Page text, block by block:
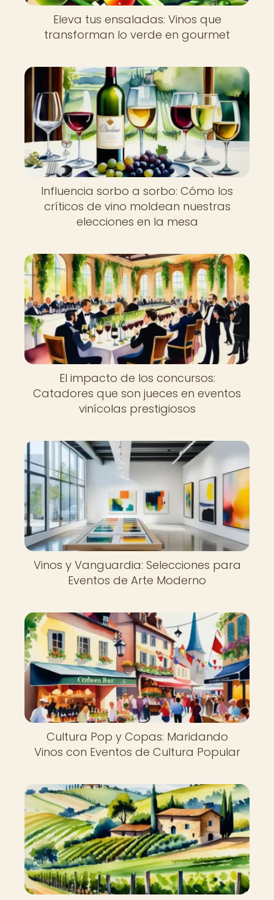
Eleva tus ensaladas: Vinos que
transforman lo verde en gourmet
Influencia sorbo a sorbo: Cómo los
críticos de vino moldean nuestras
elecciones en la mesa
El impacto de los concursos:
Catadores que son jueces en eventos
vinícolas prestigiosos
Vinos y Vanguardia: Selecciones para
Eventos de Arte Moderno
Cultura Pop y Copas: Maridando
Vinos con Eventos de Cultura Popular